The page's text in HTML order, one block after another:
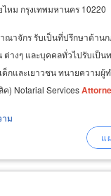
ไหม กรุงเทพมหานคร 10220
ณาจักร รับเป็นที่ปรึกษาด้าน
ต่างๆ และบุคคลทั่วไปรับเป็
กและเยาวชน ทนายความผู้
ค) Notarial Services
ม